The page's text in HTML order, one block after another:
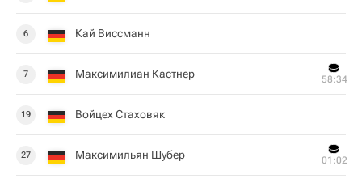
6 Кай Виссманн
7 Максимилиан Кастнер 58:34
19 Войцех Стаховяк
27 Максимильян Шубер 01:02